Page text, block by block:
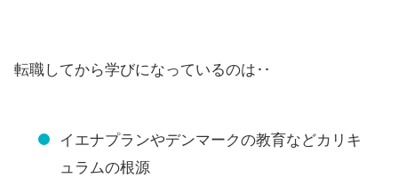
転職してから学びになっているのは‥
イエナプランやデンマークの教育などカリキ
ュラムの根源